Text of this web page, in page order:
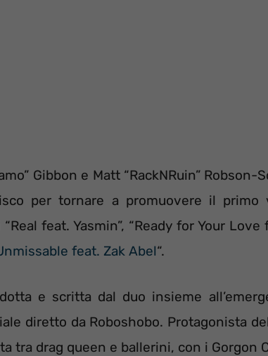
Gibbon e Matt “RackNRuin”
per tornare a promuovere il primo
feat. Yasmin”, “Ready for Your Love
feat. Zak Abel“.
e scritta dal duo insieme
diretto da Roboshobo. Protagonista
tra drag queen e ballerini, con i Gorgon